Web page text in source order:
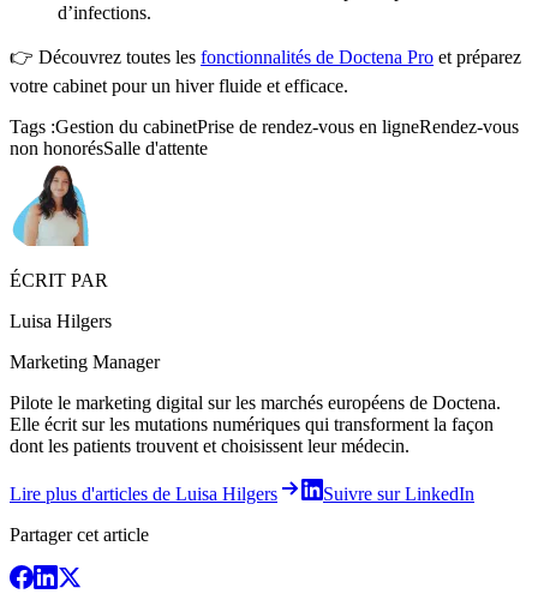
d’infections.
👉 Découvrez toutes les fonctionnalités de Doctena Pro et préparez
votre cabinet pour un hiver fluide et efficace.
Tags :Gestion du cabinetPrise de rendez-vous en ligneRendez-vous
non honorésSalle d'attente
ÉCRIT PAR
Luisa Hilgers
Marketing Manager
Pilote le marketing digital sur les marchés européens de Doctena.
Elle écrit sur les mutations numériques qui transforment la façon
dont les patients trouvent et choisissent leur médecin.
Lire plus d'articles de Luisa Hilgers
Suivre sur LinkedIn
Partager cet article